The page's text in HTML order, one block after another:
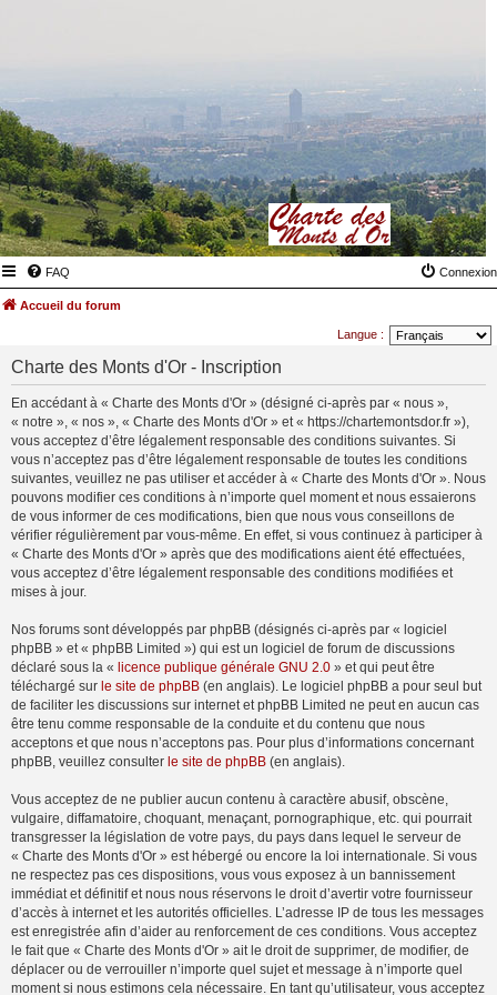
FAQ Connexion
Accueil du forum
Langue :
Charte des Monts d'Or - Inscription
En accédant à « Charte des Monts d'Or » (désigné ci-après par « nous »,
« notre », « nos », « Charte des Monts d'Or » et « https://chartemontsdor.fr »),
vous acceptez d’être légalement responsable des conditions suivantes. Si
vous n’acceptez pas d’être légalement responsable de toutes les conditions
suivantes, veuillez ne pas utiliser et accéder à « Charte des Monts d'Or ». Nous
pouvons modifier ces conditions à n’importe quel moment et nous essaierons
de vous informer de ces modifications, bien que nous vous conseillons de
vérifier régulièrement par vous-même. En effet, si vous continuez à participer à
« Charte des Monts d'Or » après que des modifications aient été effectuées,
vous acceptez d’être légalement responsable des conditions modifiées et
mises à jour.
Nos forums sont développés par phpBB (désignés ci-après par « logiciel
phpBB » et « phpBB Limited ») qui est un logiciel de forum de discussions
déclaré sous la « licence publique générale GNU 2.0 » et qui peut être
téléchargé sur le site de phpBB (en anglais). Le logiciel phpBB a pour seul but
de faciliter les discussions sur internet et phpBB Limited ne peut en aucun cas
être tenu comme responsable de la conduite et du contenu que nous
acceptons et que nous n’acceptons pas. Pour plus d’informations concernant
phpBB, veuillez consulter le site de phpBB (en anglais).
Vous acceptez de ne publier aucun contenu à caractère abusif, obscène,
vulgaire, diffamatoire, choquant, menaçant, pornographique, etc. qui pourrait
transgresser la législation de votre pays, du pays dans lequel le serveur de
« Charte des Monts d'Or » est hébergé ou encore la loi internationale. Si vous
ne respectez pas ces dispositions, vous vous exposez à un bannissement
immédiat et définitif et nous nous réservons le droit d’avertir votre fournisseur
d’accès à internet et les autorités officielles. L’adresse IP de tous les messages
est enregistrée afin d’aider au renforcement de ces conditions. Vous acceptez
le fait que « Charte des Monts d'Or » ait le droit de supprimer, de modifier, de
déplacer ou de verrouiller n’importe quel sujet et message à n’importe quel
moment si nous estimons cela nécessaire. En tant qu’utilisateur, vous acceptez